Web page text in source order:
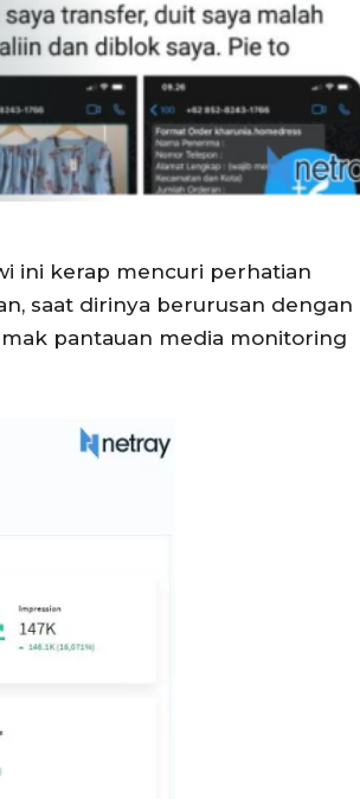
ini kerap mencuri perhatian
saat dirinya berurusan dengan
pantauan media monitoring